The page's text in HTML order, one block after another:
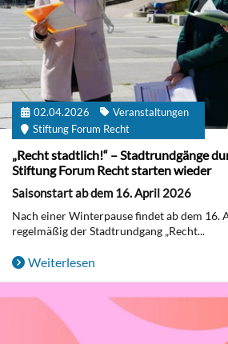
02.04.2026
Veranstaltungen
Stiftung Forum Recht
„Recht stadtlich!“ – Stadtrundgänge
Stiftung Forum Recht starten wieder
Saisonstart ab dem 16. April 2026
Nach einer Winterpause findet ab dem 16.
regelmäßig der Stadtrundgang „Recht...
Weiterlesen